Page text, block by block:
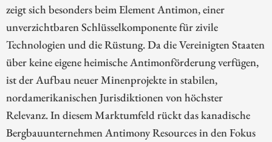
zeigt sich besonders beim Element Antimon, einer
unverzichtbaren Schlüsselkomponente für zivile
Technologien und die Rüstung. Da die Vereinigten Staaten
über keine eigene heimische Antimonförderung verfügen,
ist der Aufbau neuer Minenprojekte in stabilen,
nordamerikanischen Jurisdiktionen von höchster
Relevanz. In diesem Marktumfeld rückt das kanadische
Bergbauunternehmen Antimony Resources in den Fokus